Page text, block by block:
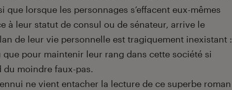
que lorsque les personnages s’effacent eux-mêmes
à leur statut de consul ou de sénateur, arrive le
de leur vie personnelle est tragiquement inexistant :
que pour maintenir leur rang dans cette société si
du moindre faux-pas.
ne vient entacher la lecture de ce superbe roman